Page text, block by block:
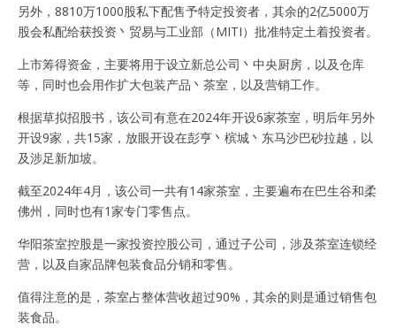
另外，8810万1000股私下配售予特定投资者，其余的2亿5000万
股会私配给获投资丶贸易与工业部（MITI）批准特定土着投资者。
上市筹得资金，主要将用于设立新总公司丶中央厨房，以及仓库
等，同时也会用作扩大包装产品丶茶室，以及营销工作。
根据草拟招股书，该公司有意在2024年开设6家茶室，明后年另外
开设9家，共15家，放眼开设在彭亨丶槟城丶东马沙巴砂拉越，以
及涉足新加坡。
截至2024年4月，该公司一共有14家茶室，主要遍布在巴生谷和柔
佛州，同时也有1家专门零售点。
华阳茶室控股是一家投资控股公司，通过子公司，涉及茶室连锁经
营，以及自家品牌包装食品分销和零售。
值得注意的是，茶室占整体营收超过90%，其余的则是通过销售包
装食品。